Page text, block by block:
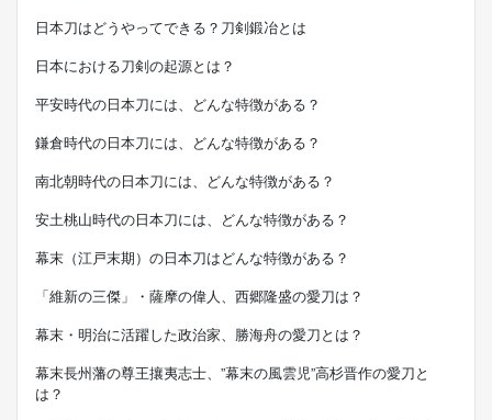
日本刀はどうやってできる？刀剣鍛冶とは
日本における刀剣の起源とは？
平安時代の日本刀には、どんな特徴がある？
鎌倉時代の日本刀には、どんな特徴がある？
南北朝時代の日本刀には、どんな特徴がある？
安土桃山時代の日本刀には、どんな特徴がある？
幕末（江戸末期）の日本刀はどんな特徴がある？
「維新の三傑」・薩摩の偉人、西郷隆盛の愛刀は？
幕末・明治に活躍した政治家、勝海舟の愛刀とは？
幕末長州藩の尊王攘夷志士、”幕末の風雲児”高杉晋作の愛刀と
は？